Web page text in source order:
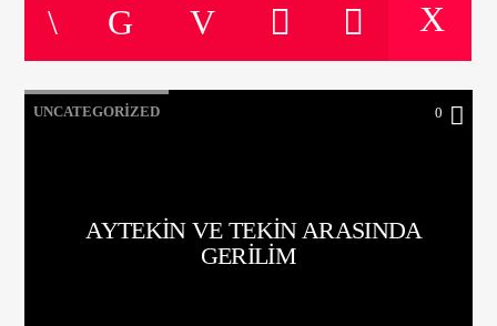
TITLE
UNCATEGORIZED 0
AYTEKIN VE TEKIN ARASINDA
GERILIM